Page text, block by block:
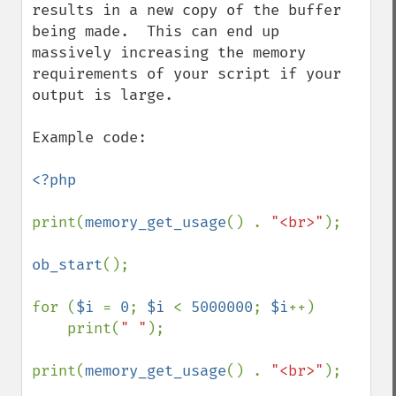
results in a new copy of the buffer
being made.  This can end up
massively increasing the memory
requirements of your script if your
output is large.
Example code:
<?php
print(memory_get_usage() . "<br>" );
ob_start();
for ($i = 0; $i < 5000000; $i++)
    print(
" " );
print(memory_get_usage() . "<br>" );